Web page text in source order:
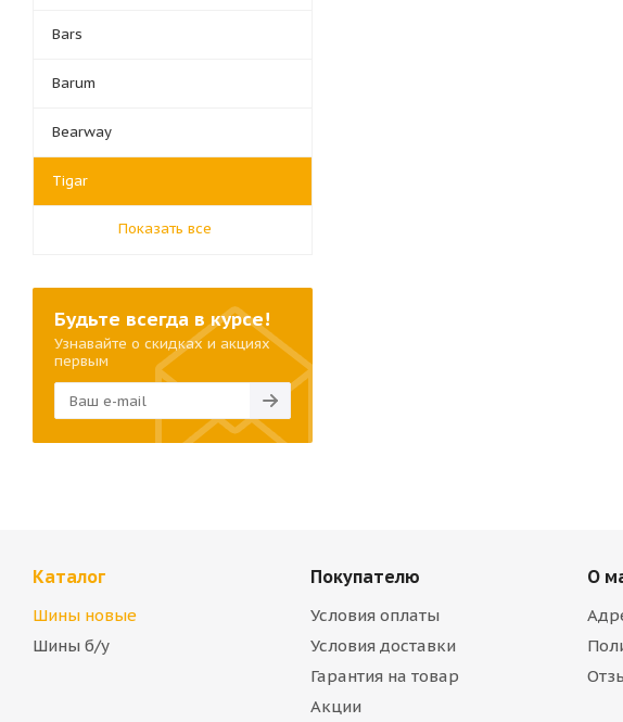
Bars
Barum
Bearway
Tigar
Показать все
Будьте всегда в курсе!
Узнавайте о скидках и акциях
первым
Каталог
Шины новые
Шины б/у
Покупателю
Условия оплаты
Условия доставки
Гарантия на товар
Акции
О